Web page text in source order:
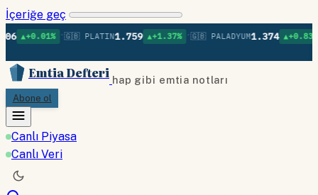
İçeriğe geç
▲+0.01% •🇬🇧 PLATIN1.759 ▲+1.37% •🇬🇧 PALADYUM1.374 ▲+0.83%
Emtia Defteri hap gibi emtia notları
Abone ol
Canlı Piyasa
Canlı Veri